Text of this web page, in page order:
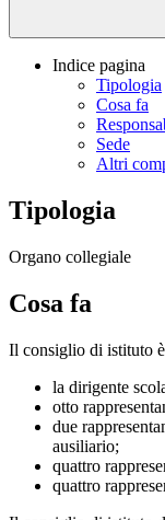
Indice pagina
Tipologia
Cosa fa
Sede
Altri
Tipologia
Organo collegiale
Cosa fa
Il consiglio di istituto
la dirigente
otto
due
ausiliario;
quattro
quattro